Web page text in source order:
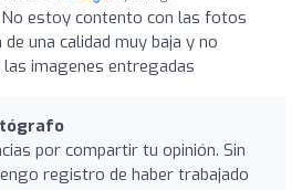
No estoy contento con las fotos
una calidad muy baja y no
imagenes entregadas
por compartir tu opinión. Sin
registro de haber trabajado